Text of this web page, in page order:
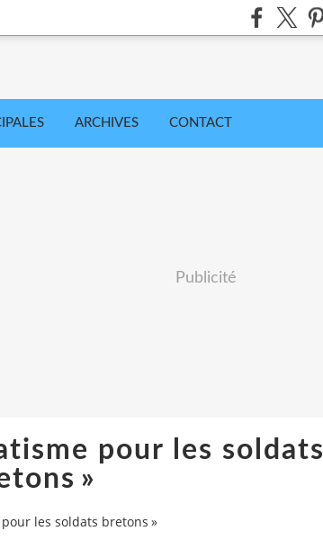
ARCHIVES CONTACT
Publicité
pour les soldats
»
les soldats bretons »